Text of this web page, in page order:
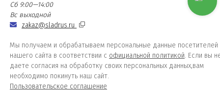
Сб 9:00—14:00
Вс выходной
zakaz@sladrus.ru
Мы получаем и обрабатываем персональные данные посетителей
нашего сайта в соответствии с официальной политикой. Если вы
даете согласия на обработку своих персональных данных,вам
необходимо покинуть наш сайт.
Пользовательское соглашение